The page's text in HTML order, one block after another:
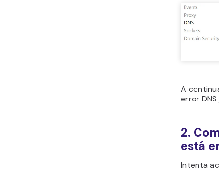
A
error
2.
está
Intenta